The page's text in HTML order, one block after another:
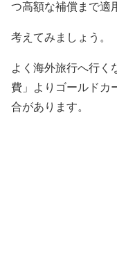
つ高額な補償まで適
考えてみましょう。
よく海外旅行へ行く
費」よりゴールドカ
合があります。